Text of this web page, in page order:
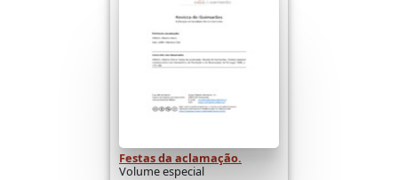
Festas da aclamação.
Volume especial